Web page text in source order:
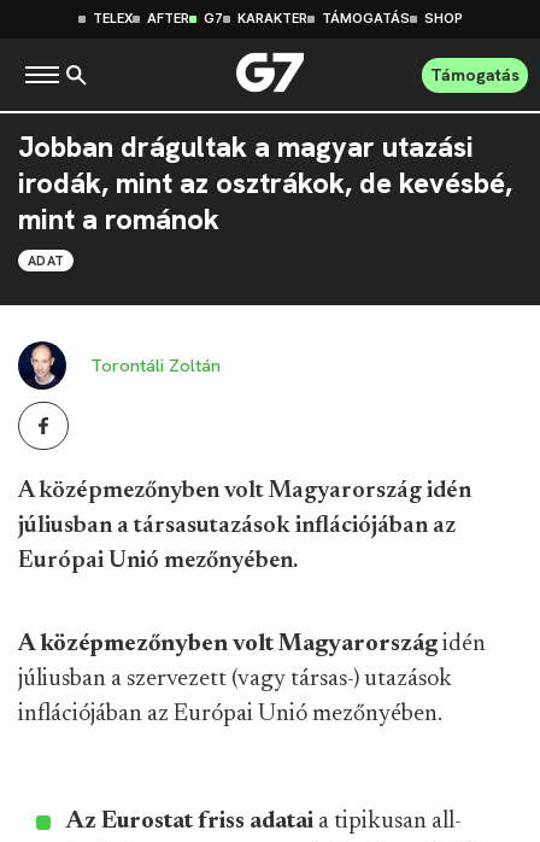
TELEX AFTER G7 KARAKTER TÁMOGATÁS SHOP
Támogatás
Jobban drágultak a magyar utazási
irodák, mint az osztrákok, de kevésbé,
mint a románok
ADAT
Torontáli Zoltán
A középmezőnyben volt Magyarország idén
júliusban a társasutazások inflációjában az
Európai Unió mezőnyében.
A középmezőnyben volt Magyarország idén
júliusban a szervezett (vagy társas-) utazások
inflációjában az Európai Unió mezőnyében.
Az Eurostat friss adatai a tipikusan all-